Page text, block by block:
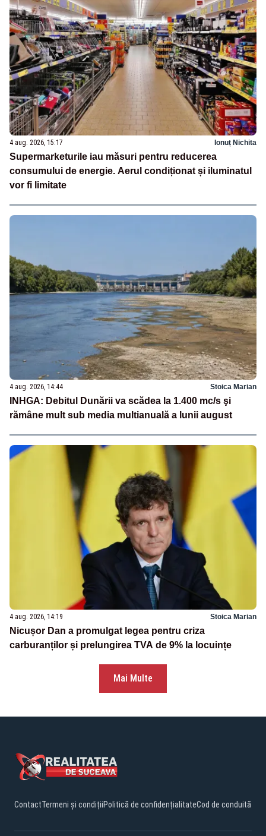
4 aug. 2026, 15:17 Ionuț Nichita
Supermarketurile iau măsuri pentru reducerea
consumului de energie. Aerul condiționat și iluminatul
vor fi limitate
4 aug. 2026, 14:44 Stoica Marian
INHGA: Debitul Dunării va scădea la 1.400 mc/s şi
rămâne mult sub media multianuală a lunii august
4 aug. 2026, 14:19 Stoica Marian
Nicușor Dan a promulgat legea pentru criza
carburanților și prelungirea TVA de 9% la locuințe
Mai Multe
ContactTermeni și condițiiPolitică de confidențialitateCod de conduită